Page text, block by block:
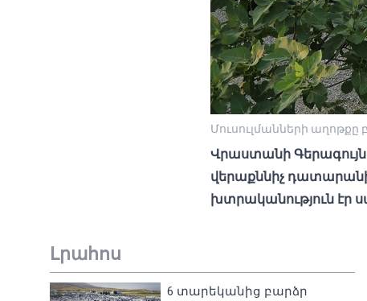
Մուսուլմանների
Վրաստանի Գերագույն
վերաքննիչ
խտրականություն էր
Լրահոս
6 տարեկանից բարձր